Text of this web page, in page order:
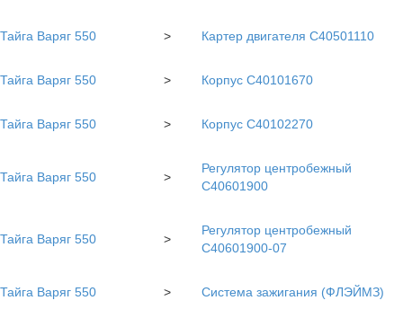
Тайга Варяг 550 > Картер двигателя С40501110
Тайга Варяг 550 > Корпус С40101670
Тайга Варяг 550 > Корпус С40102270
Тайга Варяг 550 >
Регулятор центробежный
С40601900
Тайга Варяг 550 >
Регулятор центробежный
С40601900-07
Тайга Варяг 550 > Система зажигания (ФЛЭЙМЗ)